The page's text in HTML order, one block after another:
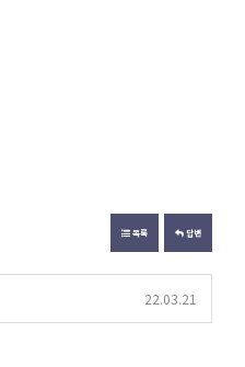
목록 답변
22.03.21